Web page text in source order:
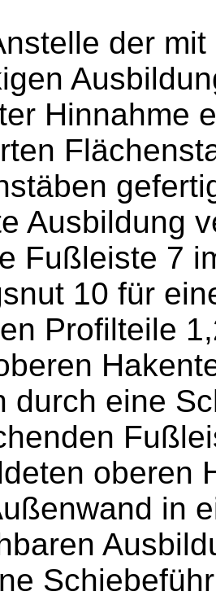
der
Hinnahme
Ausbildung
Fußleiste 7
10 für
Profilteile
durch eine
oberen
in